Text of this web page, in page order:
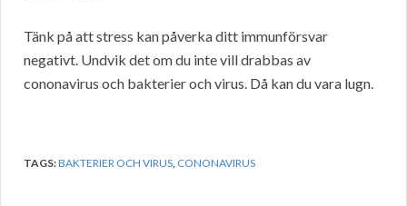
Tänk på att stress kan påverka ditt immunförsvar
negativt. Undvik det om du inte vill drabbas av
cononavirus och bakterier och virus. Då kan du vara lugn.
TAGS:BAKTERIER OCH VIRUS, CONONAVIRUS